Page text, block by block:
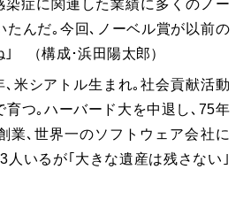
染症に関連した業績に多くのノー
たんだ｡今回､ノーベル賞が以前の
｣ （構成･浜田陽太郎）
､米シアトル生まれ｡社会貢献活動
育つ｡ハーバード大を中退し､75年
業､世界一のソフトウェア会社に
人いるが｢大きな遺産は残さない｣